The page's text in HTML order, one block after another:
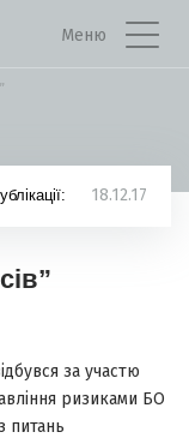
Меню
18.12.17
за участю
ризиками БО
питань